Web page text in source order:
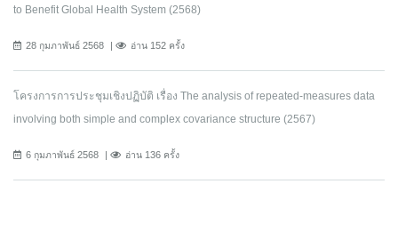
to Benefit Global Health System (2568)
28 กุมภาพันธ์ 2568 อ่าน 152 ครั้ง
โครงการการประชุมเชิงปฏิบัติ เรื่อง The analysis of repeated-measures data
involving both simple and complex covariance structure (2567)
6 กุมภาพันธ์ 2568 อ่าน 136 ครั้ง